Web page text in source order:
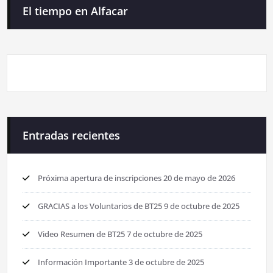
El tiempo en Alfacar
Entradas recientes
Próxima apertura de inscripciones20 de mayo de 2026
GRACIAS a los Voluntarios de BT259 de octubre de 2025
Video Resumen de BT257 de octubre de 2025
Información Importante3 de octubre de 2025